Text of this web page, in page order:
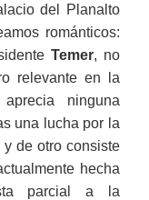
del Planalto
románticos:
Temer, no
relevante en la
ninguna
una lucha por la
de otro consiste
hecha
parcial a la